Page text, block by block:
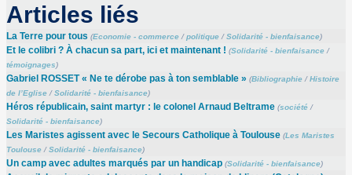
Articles liés
La Terre pour tous (Economie - commerce/politique/Solidarité - bienfaisance)
Et le colibri ? À chacun sa part, ici et maintenant ! (Solidarité - bienfaisance/
témoignages)
Gabriel ROSSET « Ne te dérobe pas à ton semblable » (Bibliographie/Histoire
de l’Eglise/Solidarité - bienfaisance)
Héros républicain, saint martyr : le colonel Arnaud Beltrame (société/
Solidarité - bienfaisance)
Les Maristes agissent avec le Secours Catholique à Toulouse (Les Maristes
Toulouse/Solidarité - bienfaisance)
Un camp avec adultes marqués par un handicap (Solidarité - bienfaisance)